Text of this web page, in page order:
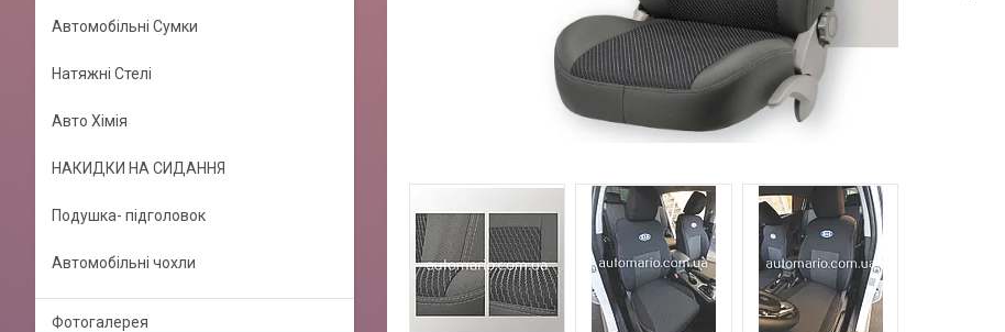
Автомобільні Сумки
Натяжні Стелі
Авто Хімія
НАКИДКИ НА СИДАННЯ
Подушка- підголовок
Автомобільні чохли
Фотогалерея